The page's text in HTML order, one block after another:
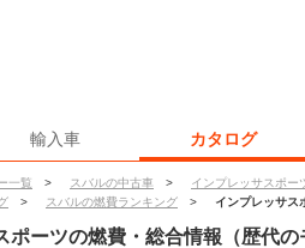
輸入車 カタログ
一覧 > スバルの中古車 > インプレッサスポー
> スバルの燃費ランキング > インプレッサス
ポーツの燃費・総合情報（歴代の